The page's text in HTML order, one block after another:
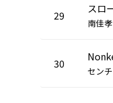
29 スロ
南佳孝
30
セン